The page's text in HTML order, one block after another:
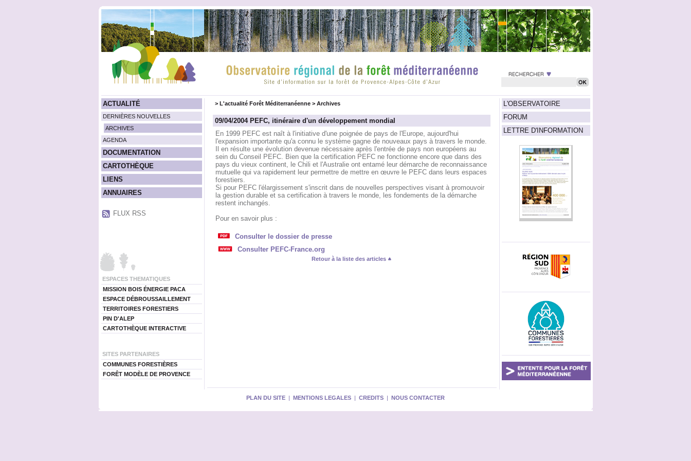
ACTUALITÉ
DERNIÈRES NOUVELLES
ARCHIVES
AGENDA
DOCUMENTATION
CARTOTHÈQUE
LIENS
ANNUAIRES
FLUX RSS
ESPACES THEMATIQUES
MISSION BOIS ÉNERGIE PACA
ESPACE DÉBROUSSAILLEMENT
TERRITOIRES FORESTIERS
PIN D'ALEP
CARTOTHÈQUE INTERACTIVE
SITES PARTENAIRES
COMMUNES FORESTIÈRES
FORÊT MODÈLE DE PROVENCE
L'OBSERVATOIRE
FORUM
LETTRE D'INFORMATION
> L'actualité Forêt Méditerranéenne> Archives
09/04/2004 PEFC, itinéraire d'un développement mondial
En 1999 PEFC est naît à l'initiative d'une poignée de pays de l'Europe, aujourd'hui
l'expansion importante qu'a connu le système gagne de nouveaux pays à travers le monde.
Il en résulte une évolution devenue nécessaire après l'entrée de pays non européens au
sein du Conseil PEFC. Bien que la certification PEFC ne fonctionne encore que dans des
pays du vieux continent, le Chili et l'Australie ont entamé leur démarche de reconnaissance
mutuelle qui va rapidement leur permettre de mettre en œuvre le PEFC dans leurs espaces
forestiers.
Si pour PEFC l'élargissement s'inscrit dans de nouvelles perspectives visant à promouvoir
la gestion durable et sa certification à travers le monde, les fondements de la démarche
restent inchangés.
Pour en savoir plus :
Consulter le dossier de presse
Consulter PEFC-France.org
Retour à la liste des articles
PLAN DU SITE | MENTIONS LEGALES | CREDITS | NOUS CONTACTER